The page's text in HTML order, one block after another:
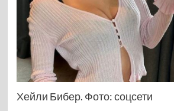
Хейли Бибер. Фото: соцсети